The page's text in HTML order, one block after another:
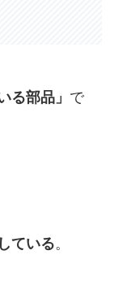
る部品」 で
ている。